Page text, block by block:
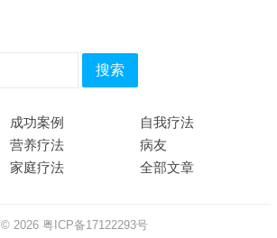
搜索
成功案例
自我疗法
营养疗法
病友
家庭疗法 全部文章
© 2026粤ICP备17122293号